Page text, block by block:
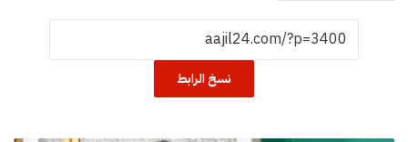
نسخ الرابط